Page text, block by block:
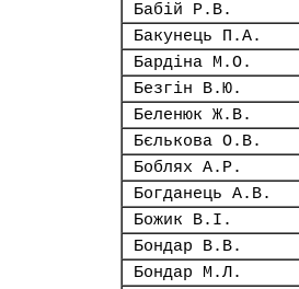
Бабій Р.В.
Бакунець П.А.
Бардіна М.О.
Безгін В.Ю.
Беленюк Ж.В.
Бєлькова О.В.
Боблях А.Р.
Богданець А.В.
Божик В.І.
Бондар В.В.
Бондар М.Л.